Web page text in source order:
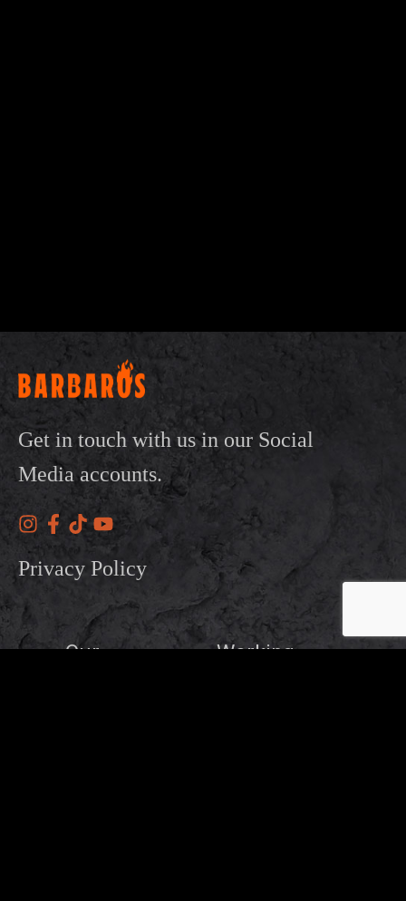
Get in touch with us in our Social
Media accounts.
Privacy Policy
Our
Working